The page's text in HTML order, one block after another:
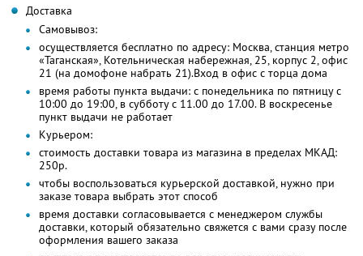
Доставка
Самовывоз:
осуществляется бесплатно по адресу: Москва, станция метро
«Таганская», Котельническая набережная, 25, корпус 2, офис
21 (на домофоне набрать 21).Вход в офис с торца дома
время работы пункта выдачи: с понедельника по пятницу с
10:00 до 19:00, в субботу с 11.00 до 17.00. В воскресенье
пункт выдачи не работает
Курьером:
стоимость доставки товара из магазина в пределах МКАД:
250р.
чтобы воспользоваться курьерской доставкой, нужно при
заказе товара выбрать этот способ
время доставки согласовывается с менеджером службы
доставки, который обязательно свяжется с вами сразу после
оформления вашего заказа